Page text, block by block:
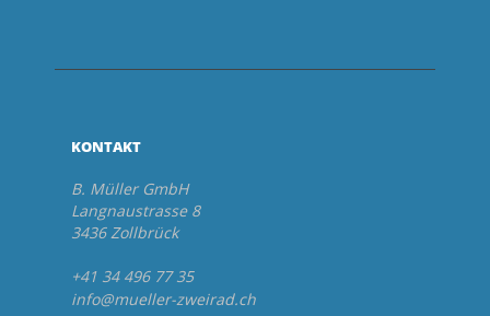
KONTAKT
B. Müller GmbH
Langnaustrasse 8
3436 Zollbrück
+41 34 496 77 35
info@mueller-zweirad.ch